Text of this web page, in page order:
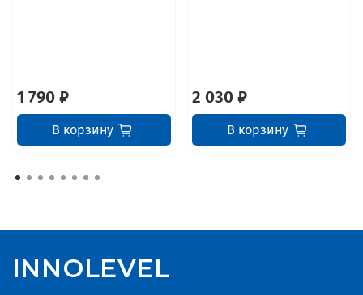
1 790 ₽
В корзину
2 030 ₽
В корзину
INNOLEVEL